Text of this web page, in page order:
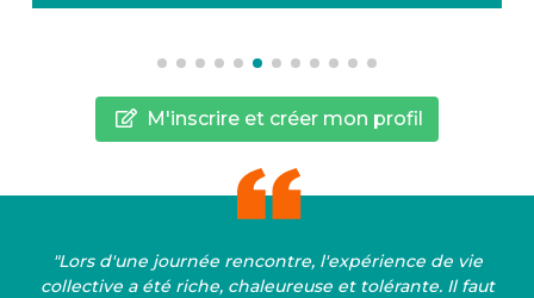
M'inscrire et créer mon profil
"Lors d'une journée rencontre, l'expérience de vie
collective a été riche, chaleureuse et tolérante. Il faut